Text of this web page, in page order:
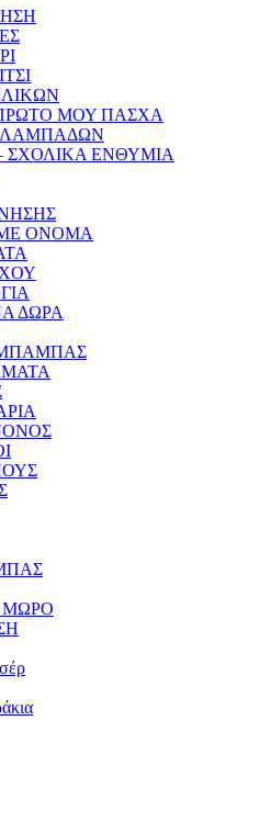
ΜΟΥ ΠΑΣΧΑ
ΛΑΜΠΑΔΩΝ
ΣΧΟΛΙΚΑ ΕΝΘΥΜΙΑ
ΟΝΟΜΑ
ΔΩΡΑ
ΜΩΡΟ